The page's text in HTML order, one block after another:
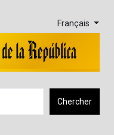
Français
Chercher